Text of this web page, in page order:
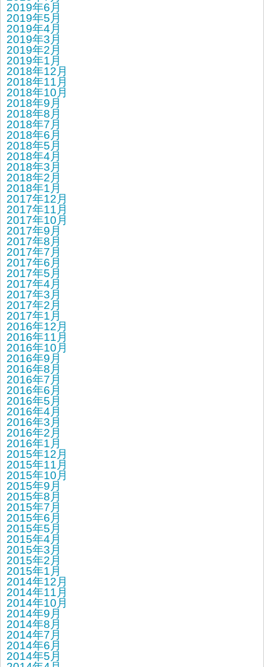
2019年6月
2019年5月
2019年4月
2019年3月
2019年2月
2019年1月
2018年12月
2018年11月
2018年10月
2018年9月
2018年8月
2018年7月
2018年6月
2018年5月
2018年4月
2018年3月
2018年2月
2018年1月
2017年12月
2017年11月
2017年10月
2017年9月
2017年8月
2017年7月
2017年6月
2017年5月
2017年4月
2017年3月
2017年2月
2017年1月
2016年12月
2016年11月
2016年10月
2016年9月
2016年8月
2016年7月
2016年6月
2016年5月
2016年4月
2016年3月
2016年2月
2016年1月
2015年12月
2015年11月
2015年10月
2015年9月
2015年8月
2015年7月
2015年6月
2015年5月
2015年4月
2015年3月
2015年2月
2015年1月
2014年12月
2014年11月
2014年10月
2014年9月
2014年8月
2014年7月
2014年6月
2014年5月